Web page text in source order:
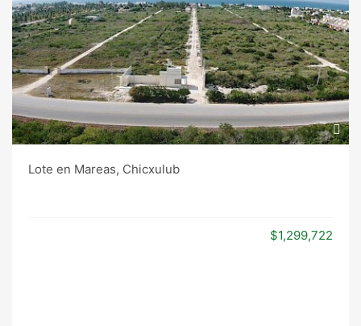
Lote en Mareas, Chicxulub
$1,299,722